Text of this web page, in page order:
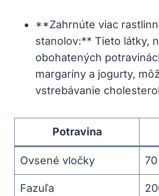
**Zahrnúte viac
stanolov:** Tieto látky,
obohatených
margaríny a jogurty,
vstrebávanie
Potravina
Ovsené ⁢vločky
Fazuľa